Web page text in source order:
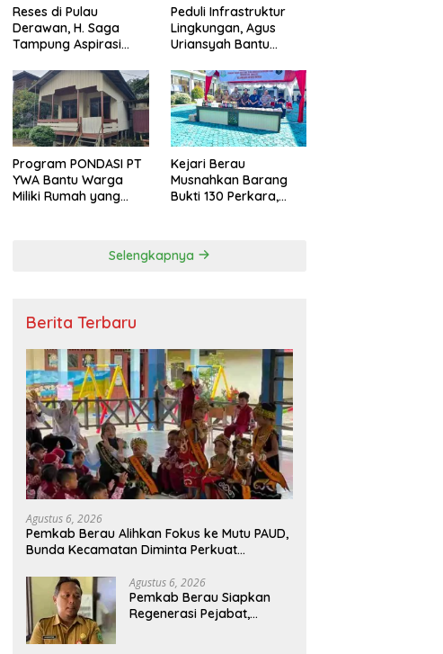
Reses di Pulau
Derawan, H. Saga
Tampung Aspirasi
Masyarakat Bijak
Sikapi Efisiensi
Anggaran
Peduli Infrastruktur
Lingkungan, Agus
Uriansyah Bantu
Jalan di Gang Angsa
Program PONDASI PT
YWA Bantu Warga
Miliki Rumah yang
Kejari Berau
Musnahkan Barang
Bukti 130 Perkara,
Selengkapnya
Berita Terbaru
Agustus 6, 2026
Pemkab Berau Alihkan Fokus ke Mutu PAUD,
Bunda Kecamatan Diminta Perkuat
Agustus 6, 2026
Pemkab Berau Siapkan
Regenerasi Pejabat,